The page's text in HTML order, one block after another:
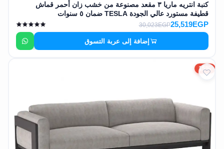
كنبة انتريه ماريا ٣ مقعد مصنوعة من خشب زان أحمر قماش
قطيفة مستورد عالي الجودة TESLA ضمان ٥ سنوات
25,519EGP
30,023EGP
إضافة إلى عربة التسوق
15%